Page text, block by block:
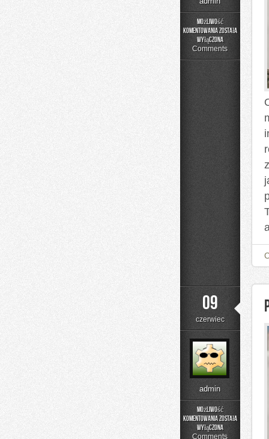
Możliwość
komentowania
Zapachowe
Inspiracje
została
wyłączona
Comments
09
czerwiec
admin
Możliwość
komentowania
Podstawy
Matematyki
została
wyłączona
Comments